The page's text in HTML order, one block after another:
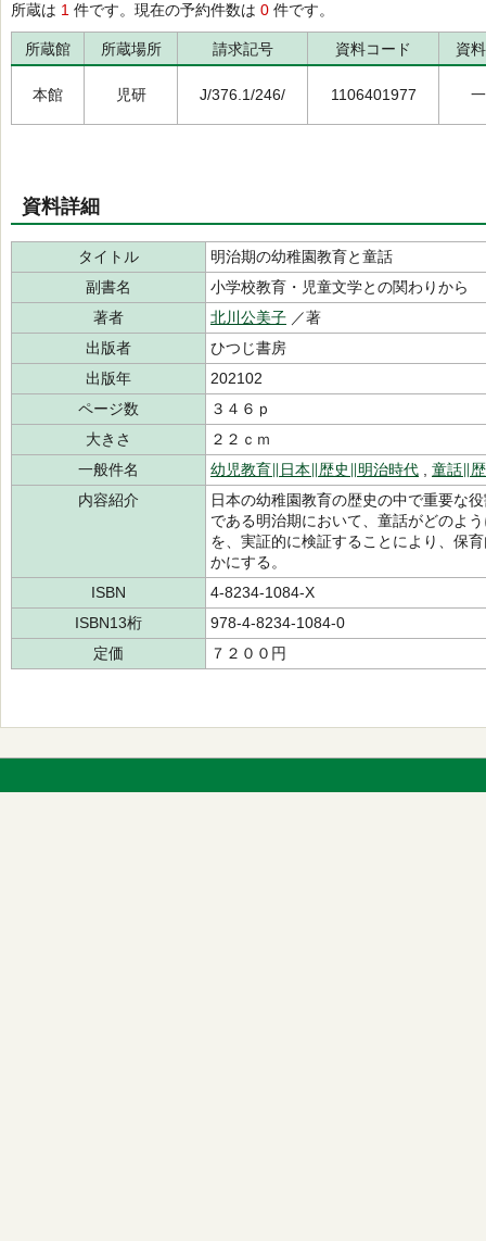
所蔵は 1 件です。現在の予約件数は 0 件です。
所蔵館 所蔵場所 請求記号 資料コード 資
本館 児研 J/376.1/246/ 1106401977
資料詳細
タイトル
明治期の幼稚園教育と童話
副書名
小学校教育・児童文学との関わりから
著者
北川公美子 ／著
出版者
ひつじ書房
出版年
202102
ページ数
３４６ｐ
大きさ
２２ｃｍ
一般件名
幼児教育∥日本∥歴史∥明治時代
童話∥
内容紹介
日本の幼稚園教育の歴史の中で重要な
である明治期において、童話がどのよ
を、実証的に検証することにより、保
かにする。
ISBN
4-8234-1084-X
ISBN13桁
978-4-8234-1084-0
定価
７２００円